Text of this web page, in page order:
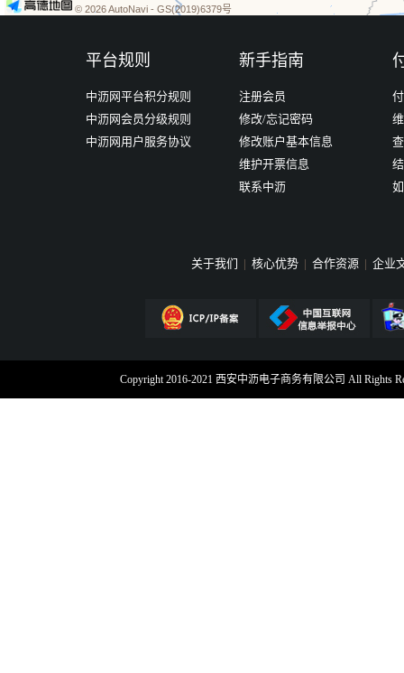
© 2026 AutoNavi - GS(2019)6379号
平台规则
中沥网平台积分规则
中沥网会员分级规则
中沥网用户服务协议
新手指南
注册会员
修改/忘记密码
修改账户基本信息
维护开票信息
联系中沥
关于我们 | 核心优势 | 合作资源 | 企业
Copyright 2016-2021 西安中沥电子商务有限公司 All